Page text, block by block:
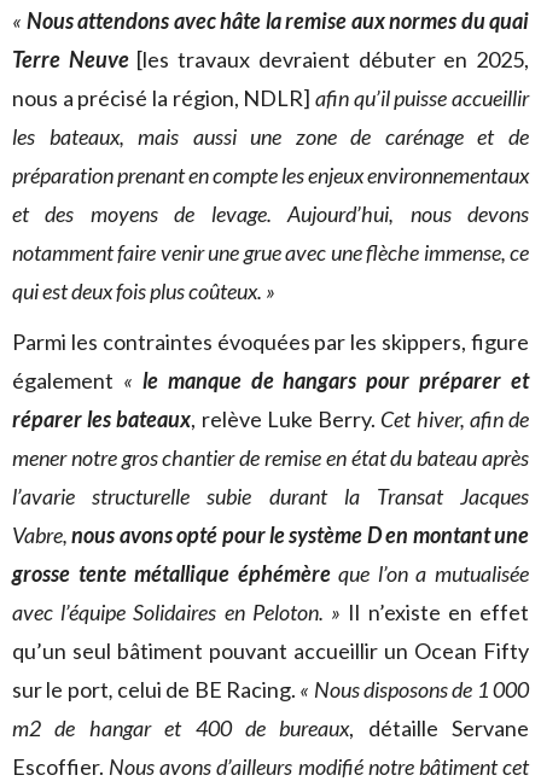
« Nous attendons avec hâte la remise aux normes du quai
Terre Neuve [les travaux devraient débuter en 2025,
nous a précisé la région, NDLR] afin qu’il puisse accueillir
les bateaux, mais aussi une zone de carénage et de
préparation prenant en compte les enjeux environnementaux
et des moyens de levage. Aujourd’hui, nous devons
notamment faire venir une grue avec une flèche immense, ce
qui est deux fois plus coûteux. »
Parmi les contraintes évoquées par les skippers, figure
également « le manque de hangars pour préparer et
réparer les bateaux, relève Luke Berry. Cet hiver, afin de
mener notre gros chantier de remise en état du bateau après
l’avarie structurelle subie durant la Transat Jacques
Vabre,nous avons opté pour le système D en montant une
grosse tente métallique éphémèreque l’on a mutualisée
avec l’équipe Solidaires en Peloton. » Il n’existe en effet
qu’un seul bâtiment pouvant accueillir un Ocean Fifty
sur le port, celui de BE Racing. « Nous disposons de 1 000
m2 de hangar et 400 de bureaux, détaille Servane
Escoffier. Nous avons d’ailleurs modifié notre bâtiment cet